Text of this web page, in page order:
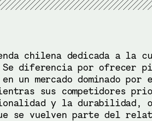
chilena dedicada a la
diferencia por ofrecer
un mercado dominado
sus competidores
y la durabilidad,
se vuelven parte del